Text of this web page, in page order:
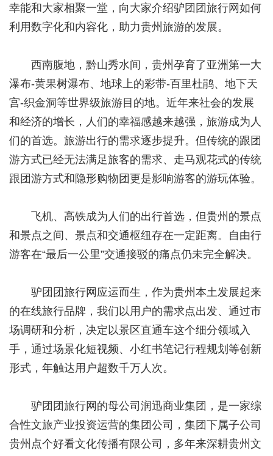
幸能和大家相聚一堂，向大家介绍驴团团旅行网如何
利用数字化和内容化，助力贵州旅游的发展。
西南腹地，黔山秀水间，贵州孕育了亚洲第一大
瀑布-黄果树瀑布、地球上的彩带-百里杜鹃、地下天
宫-织金洞等世界级旅游目的地。近年来社会的发展
和经济的增长，人们的幸福感越来越强，旅游成为人
们的首选。旅游出行的需求逐步提升。但传统的跟团
游方式已经无法满足旅客的需求、走马观花式的传统
跟团游方式和隐形购物团更是影响游客的游玩体验。
飞机、高铁成为人们的出行首选，但贵州的景点
和景点之间、景点和交通枢纽存在一定距离。自由行
游客在“最后一公里”交通接驳的痛点仍未完全解决。
驴团团旅行网应运而生，作为贵州本土发展起来
的在线旅行品牌，我们以用户的需求点出发、通过市
场调研和分析，决定以景区直通车这个细分领域入
手，通过场景化短视频、小红书笔记行程规划等创新
形式，年触达用户超数千万人次。
驴团团旅行网的母公司润迅商业集团，是一家综
合性文旅产业投资运营的集团公司，集团下属子公司
贵州点个好看文化传播有限公司，多年来深耕贵州文